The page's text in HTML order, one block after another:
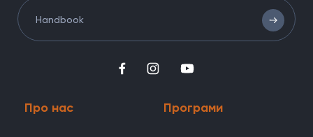
Handbook
Про нас Програми